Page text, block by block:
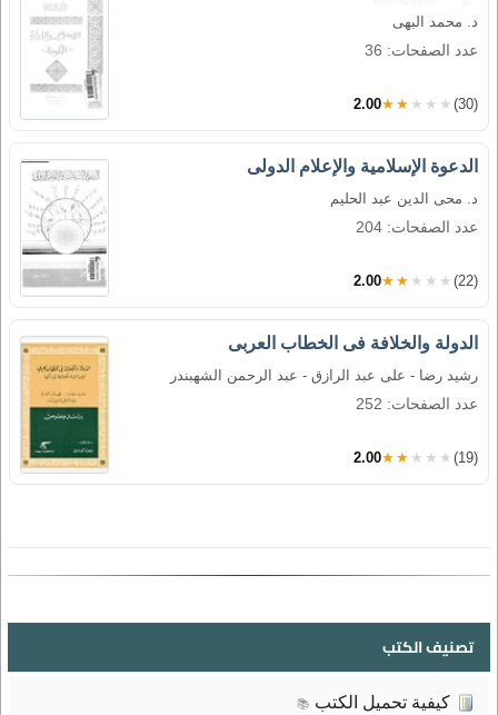
د. محمد البهى
عدد الصفحات: 36
2.00★★★★★ (30)
الدعوة الإسلامية والإعلام الدولى
د. محى الدين عبد الحليم
عدد الصفحات: 204
2.00★★★★★ (22)
الدولة والخلافة فى الخطاب العربى
رشيد رضا - على عبد الرازق - عبد الرحمن الشهبندر
عدد الصفحات: 252
2.00★★★★★ (19)
تصنيف الكتب
كيفية تحميل الكتب 📚